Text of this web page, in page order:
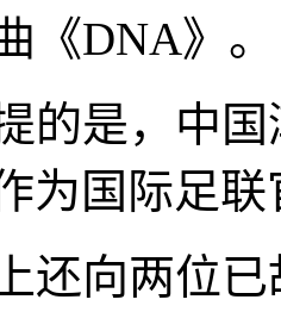
《DNA》。
是，中国
为国际足
向两位已